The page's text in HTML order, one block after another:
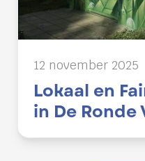
12 november 2025
Lokaal en
in De Ronde